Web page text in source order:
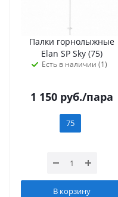
Палки горнолыжные
Elan SP Sky (75)
Есть в наличии (1)
1 150 руб./пара
75
В корзину